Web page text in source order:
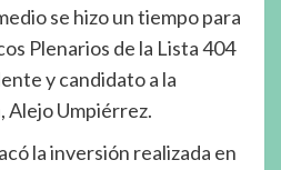
se hizo un tiempo para
Plenarios de la Lista 404
y candidato a la
Alejo Umpiérrez.
la inversión realizada en